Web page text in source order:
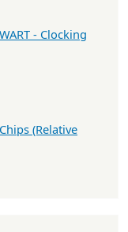
- Clocking
(Relative